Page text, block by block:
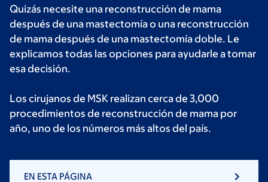
Quizás necesite una reconstrucción de mama
después de una mastectomía o una reconstrucción
de mama después de una mastectomía doble. Le
explicamos todas las opciones para ayudarle a tomar
esa decisión.
Los cirujanos de MSK realizan cerca de 3,000
procedimientos de reconstrucción de mama por
año, uno de los números más altos del país.
EN ESTA PÁGINA